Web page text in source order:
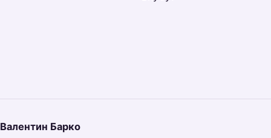
Валентин Барко